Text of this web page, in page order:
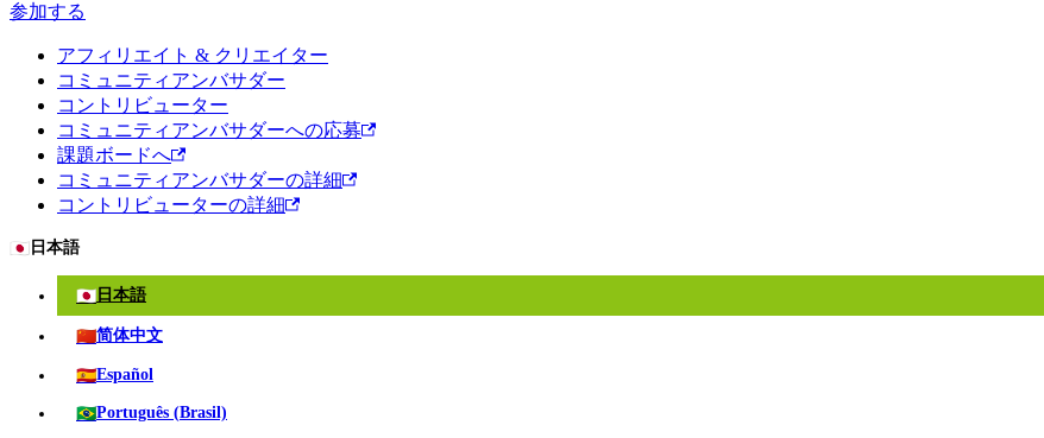
参加する
アフィリエイト & クリエイター
コミュニティアンバサダー
コントリビューター
コミュニティアンバサダーへの応募
課題ボードへ
コミュニティアンバサダーの詳細
コントリビューターの詳細
🇯🇵 日本語
🇯🇵 日本語
🇨🇳简体中文
🇪🇸Español
🇧🇷Português (Brasil)